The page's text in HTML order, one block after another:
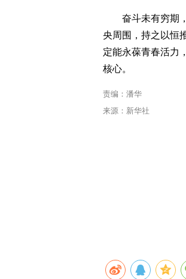
奋斗未有穷期
央周围，持之以恒
定能永葆青春活力
核心。
责编：潘华
来源：新华社